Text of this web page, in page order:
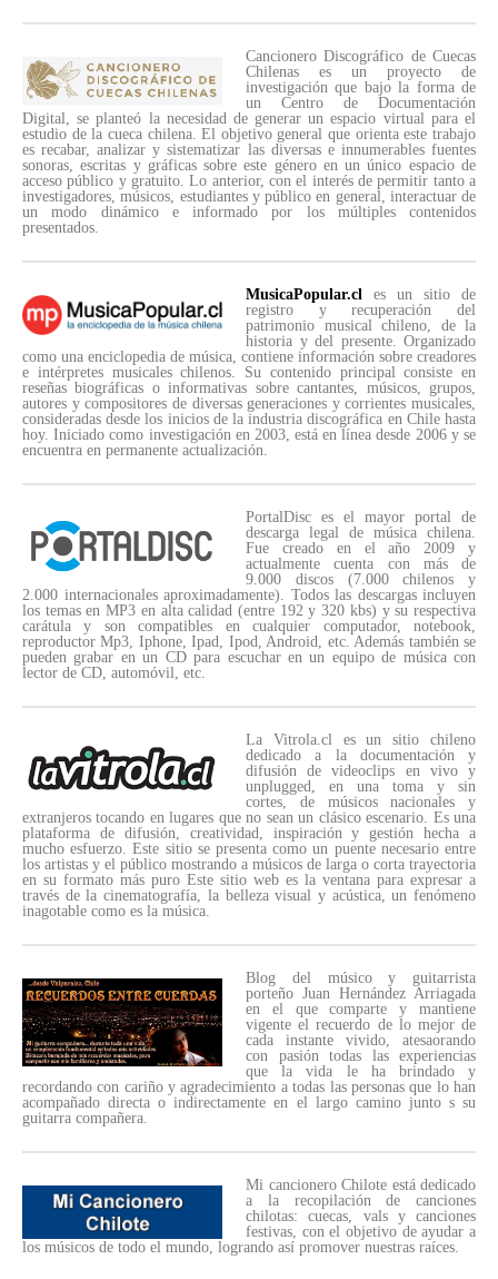
Cancionero Discográfico de Cuecas
Chilenas es un proyecto de
investigación que bajo la forma de
un Centro de Documentación
Digital, se planteó la necesidad de generar un espacio virtual para el
estudio de la cueca chilena. El objetivo general que orienta este trabajo
es recabar, analizar y sistematizar las diversas e innumerables fuentes
sonoras, escritas y gráficas sobre este género en un único espacio de
acceso público y gratuito. Lo anterior, con el interés de permitir tanto a
investigadores, músicos, estudiantes y público en general, interactuar de
un modo dinámico e informado por los múltiples contenidos
presentados.
MusicaPopular.cl es un sitio de
registro y recuperación del
patrimonio musical chileno, de la
historia y del presente. Organizado
como una enciclopedia de música, contiene información sobre creadores
e intérpretes musicales chilenos. Su contenido principal consiste en
reseñas biográficas o informativas sobre cantantes, músicos, grupos,
autores y compositores de diversas generaciones y corrientes musicales,
consideradas desde los inicios de la industria discográfica en Chile hasta
hoy. Iniciado como investigación en 2003, está en línea desde 2006 y se
encuentra en permanente actualización.
PortalDisc es el mayor portal de
descarga legal de música chilena.
Fue creado en el año 2009 y
actualmente cuenta con más de
9.000 discos (7.000 chilenos y
2.000 internacionales aproximadamente). Todos las descargas incluyen
los temas en MP3 en alta calidad (entre 192 y 320 kbs) y su respectiva
carátula y son compatibles en cualquier computador, notebook,
reproductor Mp3, Iphone, Ipad, Ipod, Android, etc. Además también se
pueden grabar en un CD para escuchar en un equipo de música con
lector de CD, automóvil, etc.
La Vitrola.cl es un sitio chileno
dedicado a la documentación y
difusión de videoclips en vivo y
unplugged, en una toma y sin
cortes, de músicos nacionales y
extranjeros tocando en lugares que no sean un clásico escenario. Es una
plataforma de difusión, creatividad, inspiración y gestión hecha a
mucho esfuerzo. Este sitio se presenta como un puente necesario entre
los artistas y el público mostrando a músicos de larga o corta trayectoria
en su formato más puro Este sitio web es la ventana para expresar a
través de la cinematografía, la belleza visual y acústica, un fenómeno
inagotable como es la música.
Blog del músico y guitarrista
porteño Juan Hernández Arriagada
en el que comparte y mantiene
vigente el recuerdo de lo mejor de
cada instante vivido, atesaorando
con pasión todas las experiencias
que la vida le ha brindado y
recordando con cariño y agradecimiento a todas las personas que lo han
acompañado directa o indirectamente en el largo camino junto s su
guitarra compañera.
Mi cancionero Chilote está dedicado
a la recopilación de canciones
chilotas: cuecas, vals y canciones
festivas, con el objetivo de ayudar a
los músicos de todo el mundo, logrando así promover nuestras raíces.